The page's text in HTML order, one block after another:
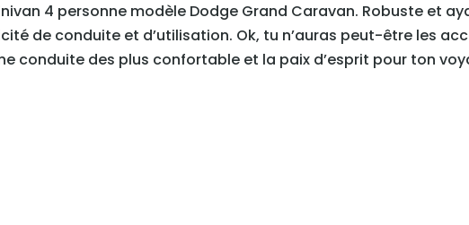
4 personne modèle Dodge Grand Caravan. Robuste et
de conduite et d’utilisation. Ok, tu n’auras peut-être les
conduite des plus confortable et la paix d’esprit pour ton